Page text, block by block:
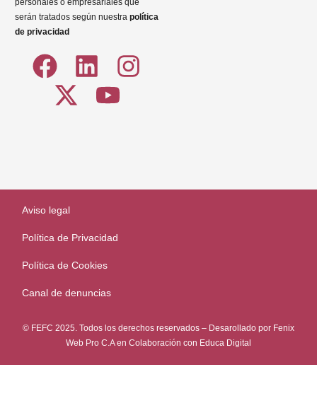
serán tratados según nuestra política
de privacidad
© FEFC 2025. Todos los derechos reservados – Desarollado por Fenix
Web Pro C.Aen Colaboración con Educa Digital
Aviso legal
Política de Privacidad
Política de Cookies
Canal de denuncias